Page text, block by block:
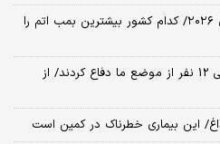
تعداد بمب‌های اتمی جهان در سال ۲۰۲۶/ کدام کشور بیشترین بمب اتم را
پزشکیان: در شورای عالی امنیت ملی 12 نفر از موضع ما دفاع کردند/ از
این بیماری خطرناک در کمین است